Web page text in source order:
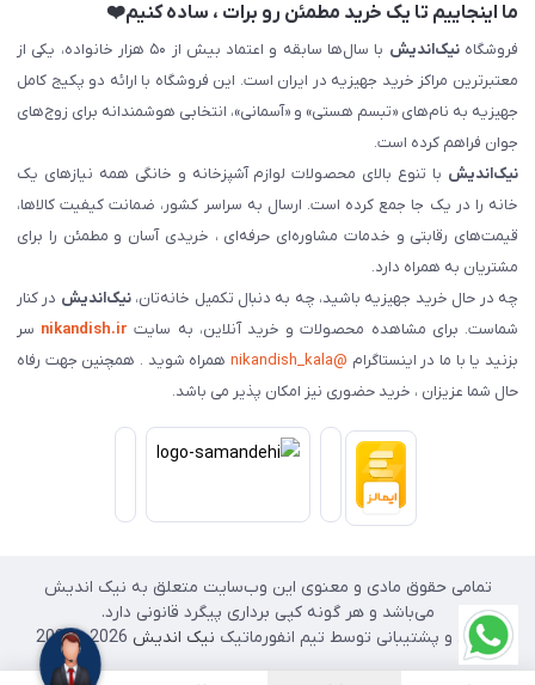
ما اینجاییم تا یک خرید مطمئن رو برات ، ساده کنیم❤️
فروشگاهنیک‌اندیش
با سال‌ها سابقه و اعتماد بیش از ۵۰ هزار خانواده، یکی از
معتبرترین مراکز خرید جهیزیه در ایران است. این فروشگاه با ارائه دو پکیج کامل
جهیزیه به نام‌های «تبسم هستی» و «آسمانی»، انتخابی هوشمندانه برای زوج‌های
جوان فراهم کرده است.
نیک‌اندیش با تنوع بالای محصولات لوازم آشپزخانه و خانگی همه نیازهای یک
خانه را در یک جا جمع کرده است. ارسال به سراسر کشور، ضمانت کیفیت کالاها،
قیمت‌های رقابتی و خدمات مشاوره‌ای حرفه‌ای ، خریدی آسان و مطمئن را برای
مشتریان به همراه دارد.
چه در حال خرید جهیزیه باشید، چه به دنبال تکمیل خانه‌تان،نیک‌اندیش در کنار
شماست. برای مشاهده محصولات و خرید آنلاین، به سایت nikandish.ir سر
بزنید یا با ما در اینستاگرام @nikandish_kala
همراه شوید . همچنین جهت رفاه
حال شما عزیزان ، خرید حضوری نیز امکان پذیر می باشد.
تمامی حقوق مادی و معنوی این وب‌سایت متعلق به نیک اندیش
می‌باشد و هر گونه کپی برداری پیگرد قانونی دارد.
طراحی و پشتیبانی توسط تیم انفورماتیک نیک اندیش 2026 - 2025